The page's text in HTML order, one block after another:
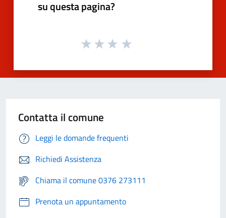
su questa pagina?
Contatta il comune
Leggi le domande frequenti
Richiedi Assistenza
Chiama il comune 0376 273111
Prenota un appuntamento